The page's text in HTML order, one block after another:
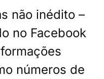
não inédito –
no Facebook
números de